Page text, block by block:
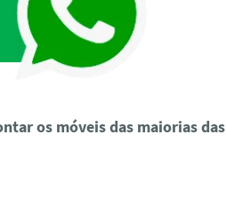
os móveis das maiorias das